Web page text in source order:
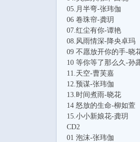
05.月半弯-张玮伽
06 卷珠帘-龚玥
07.红尘有你-谭艳
08.风雨情深-降央卓玛
09 不愿放开你的手-晓
10 等你等了那么久-孙
11.天空-曹芙嘉
12.预谋-张玮伽
13.时间煮雨-晓花
14 怒放的生命-柳如萱
15.小小新娘花-龚玥
CD2
01 泡沫-张玮伽